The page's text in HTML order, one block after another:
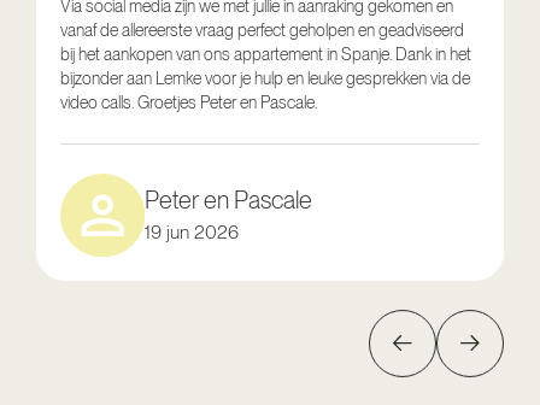
Via social media zijn we met jullie in aanraking gekomen en
vanaf de allereerste vraag perfect geholpen en geadviseerd
bij het aankopen van ons appartement in Spanje. Dank in het
bijzonder aan Lemke voor je hulp en leuke gesprekken via de
video calls. Groetjes Peter en Pascale.
Peter en Pascale
19 jun 2026